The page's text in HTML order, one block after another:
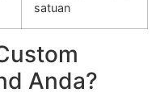
satuan
Anda?